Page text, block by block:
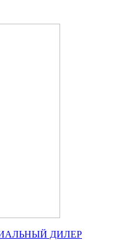
ДИЛЕР